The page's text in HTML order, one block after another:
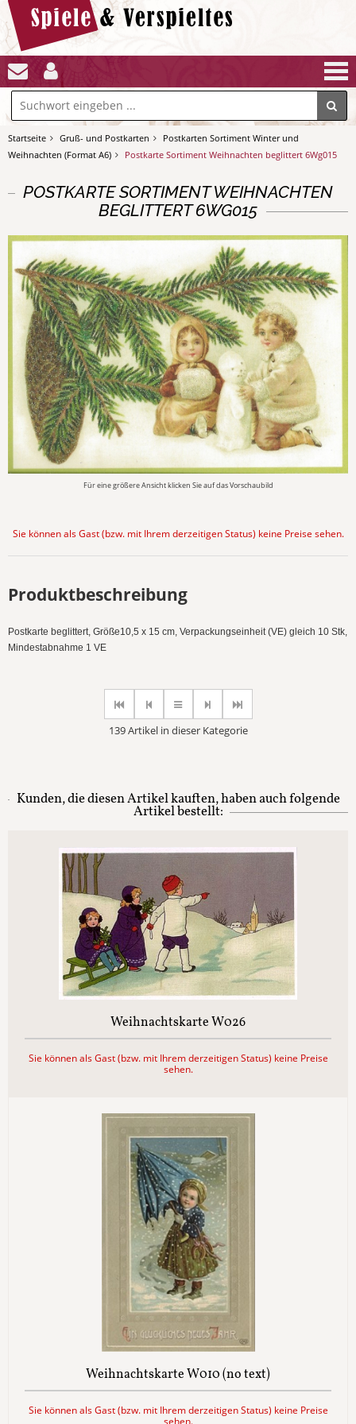
Startseite Gruß- und Postkarten
Postkarten Sortiment Winter und
Weihnachten (Format A6)
Postkarte Sortiment Weihnachten beglittert 6Wg015
POSTKARTE SORTIMENT WEIHNACHTEN
BEGLITTERT 6WG015
Für eine größere Ansicht klicken Sie auf das Vorschaubild
Sie können als Gast (bzw. mit Ihrem derzeitigen Status) keine Preise sehen.
Produktbeschreibung
Postkarte beglittert, Größe10,5 x 15 cm, Verpackungseinheit (VE) gleich 10 Stk,
Mindestabnahme 1 VE
139 Artikel in dieser Kategorie
Kunden, die diesen Artikel kauften, haben auch folgende
Artikel bestellt:
Weihnachtskarte W026
Sie können als Gast (bzw. mit Ihrem derzeitigen Status) keine Preise
sehen.
Weihnachtskarte W010 (no text)
Sie können als Gast (bzw. mit Ihrem derzeitigen Status) keine Preise